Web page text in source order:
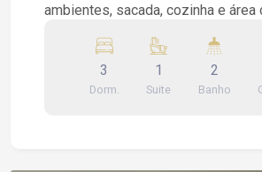
ambientes, sacada, cozinha e área
playground e salão de festas.
única e portaria 24 horas Interessados falar com
corretor de imóveis João Ferreira
3
Dorm.
1
Suite
2
Banho